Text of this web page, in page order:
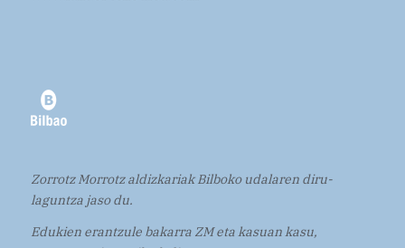
Zorrotz Morrotz aldizkariak Bilboko udalaren diru-
laguntza jaso du.
Edukien erantzule bakarra ZM eta kasuan kasu,